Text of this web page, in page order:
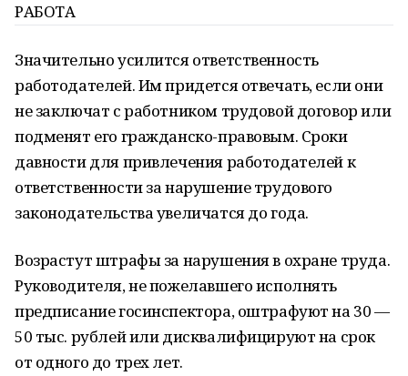
РАБОТА
Значительно усилится ответственность
работодателей. Им придется отвечать, если они
не заключат с работником трудовой договор или
подменят его гражданско-правовым. Сроки
давности для привлечения работодателей к
ответственности за нарушение трудового
законодательства увеличатся до года.
Возрастут штрафы за нарушения в охране труда.
Руководителя, не пожелавшего исполнять
предписание госинспектора, оштрафуют на 30 —
50 тыс. рублей или дисквалифицируют на срок
от одного до трех лет.